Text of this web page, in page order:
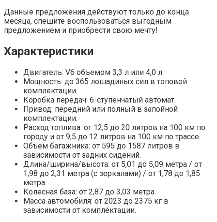
Данные предложения действуют только до конца
месяца, спешите воспользоваться выгодным
предложением и приобрести свою мечту!
Характеристики
Двигатель: V6 объемом 3,3 л или 4,0 л.
Мощность: до 365 лошадиных сил в топовой
комплектации.
Коробка передач: 6-ступенчатый автомат.
Привод: передний или полный в запойной
комплектации.
Расход топлива: от 12,5 до 20 литров на 100 км по
городу и от 9,5 до 12 литров на 100 км по трассе.
Объем багажника: от 595 до 1587 литров в
зависимости от задних сидений.
Длина/ширина/высота: от 5,01 до 5,09 метра / от
1,98 до 2,31 метра (с зеркалами) / от 1,78 до 1,85
метра.
Колесная база: от 2,87 до 3,03 метра.
Масса автомобиля: от 2023 до 2375 кг в
зависимости от комплектации.